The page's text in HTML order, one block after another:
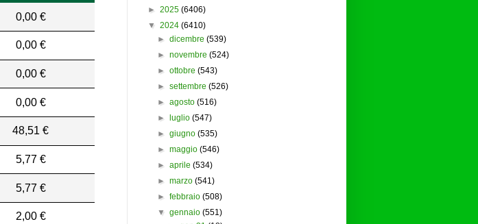
0,00 €
0,00 €
0,00 €
0,00 €
48,51 €
5,77 €
5,77 €
2,00 €
► 2025 (6406)
▼ 2024 (6410)
►dicembre (539)
►novembre (524)
►ottobre (543)
►settembre (526)
►agosto (516)
►
luglio (547)
►giugno (535)
►maggio (546)
►aprile (534)
►marzo (541)
►febbraio (508)
▼ gennaio (551)